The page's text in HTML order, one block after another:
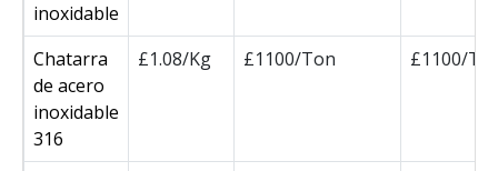
inoxidable
Chatarra
de acero
inoxidable
316
£1.08/Kg £1100/Ton £1100/